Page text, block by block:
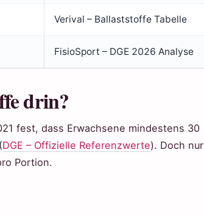
Verival – Ballaststoffe Tabelle
FisioSport – DGE 2026 Analyse
drin?
fest, dass Erwachsene mindestens 30
DGE – Offizielle Referenzwerte). Doch nur
Portion.